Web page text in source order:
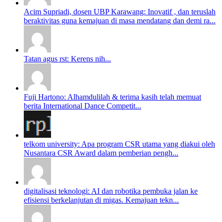
Acim Supriadi, dosen UBP Karawang: Inovatif , dan teruslah
beraktivitas guna kemajuan di masa mendatang dan demi ra...
Tatan agus rst: Kerens nih...
Fuji Hartono: Alhamdulilah & terima kasih telah memuat
berita International Dance Competit...
telkom university: Apa program CSR utama yang diakui oleh
Nusantara CSR Award dalam pemberian pengh...
digitalisasi teknologi: AI dan robotika pembuka jalan ke
efisiensi berkelanjutan di migas. Kemajuan tekn...